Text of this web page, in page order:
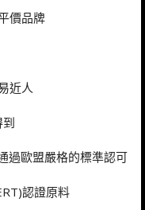
價品牌
近人
過歐盟嚴格的標準認可
認證原料